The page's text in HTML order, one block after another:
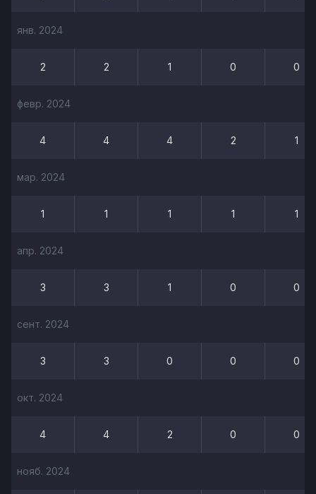
янв. 2024
2 2 1 0 0
февр. 2024
4 4 4 2 1
мар. 2024
1 1 1 1 1
апр. 2024
3 3 1 0 0
сент. 2024
3 3 0 0 0
окт. 2024
4 4 2 0 0
нояб. 2024